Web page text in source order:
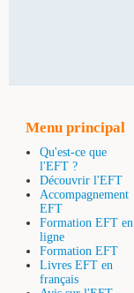
Menu principal
Qu'est-ce que
l'EFT ?
Découvrir l'EFT
Accompagnement
EFT
Formation EFT en
ligne
Formation EFT
Livres EFT en
français